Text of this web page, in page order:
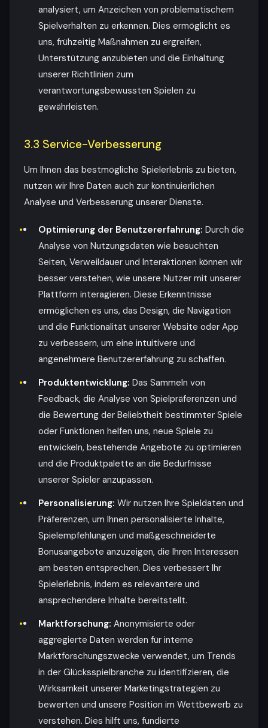
analysiert, um Anzeichen von problematischem
Spielverhalten zu erkennen. Dies ermöglicht es
uns, frühzeitig Maßnahmen zu ergreifen,
Unterstützung anzubieten und die Einhaltung
unserer Richtlinien zum
verantwortungsbewussten Spielen zu
gewährleisten.
3.3 Service-Verbesserung
Um Ihnen das bestmögliche Spielerlebnis zu bieten,
nutzen wir Ihre Daten auch zur kontinuierlichen
Analyse und Verbesserung unserer Dienste.
Optimierung der Benutzererfahrung: Durch die
Analyse von Nutzungsdaten wie besuchten
Seiten, Verweildauer und Interaktionen können wir
besser verstehen, wie unsere Nutzer mit unserer
Plattform interagieren. Diese Erkenntnisse
ermöglichen es uns, das Design, die Navigation
und die Funktionalität unserer Website oder App
zu verbessern, um eine intuitivere und
angenehmere Benutzererfahrung zu schaffen.
Produktentwicklung: Das Sammeln von
Feedback, die Analyse von Spielpräferenzen und
die Bewertung der Beliebtheit bestimmter Spiele
oder Funktionen helfen uns, neue Spiele zu
entwickeln, bestehende Angebote zu optimieren
und die Produktpalette an die Bedürfnisse
unserer Spieler anzupassen.
Personalisierung: Wir nutzen Ihre Spieldaten und
Präferenzen, um Ihnen personalisierte Inhalte,
Spielempfehlungen und maßgeschneiderte
Bonusangebote anzuzeigen, die Ihren Interessen
am besten entsprechen. Dies verbessert Ihr
Spielerlebnis, indem es relevantere und
ansprechendere Inhalte bereitstellt.
Marktforschung: Anonymisierte oder
aggregierte Daten werden für interne
Marktforschungszwecke verwendet, um Trends
in der Glücksspielbranche zu identifizieren, die
Wirksamkeit unserer Marketingstrategien zu
bewerten und unsere Position im Wettbewerb zu
verstehen. Dies hilft uns, fundierte